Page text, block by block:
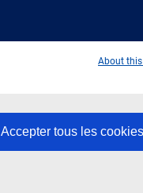
Accepter tous les cookies
About